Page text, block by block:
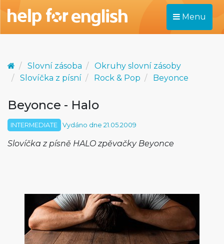
Menu
Slovní zásoba
Okruhy slovní zásoby
Slovíčka z písní
Rock & Pop Beyonce
Beyonce - Halo
INTERMEDIATE Vydáno dne 21.05.2009
Slovíčka z písně HALO zpěvačky Beyonce